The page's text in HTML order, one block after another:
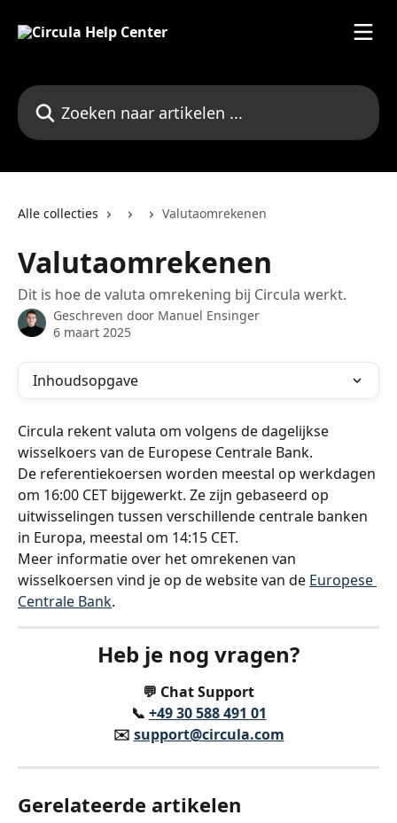
Zoeken naar artikelen ...
Alle collecties Valutaomrekenen
Valutaomrekenen
Dit is hoe de valuta omrekening bij Circula werkt.
Geschreven door Manuel Ensinger
6 maart 2025
Inhoudsopgave
Circula rekent valuta om volgens de dagelijkse
wisselkoers van de Europese Centrale Bank.
De referentiekoersen worden meestal op werkdagen
om 16:00 CET bijgewerkt. Ze zijn gebaseerd op
uitwisselingen tussen verschillende centrale banken
in Europa, meestal om 14:15 CET.
Meer informatie over het omrekenen van
wisselkoersen vind je op de website van de Europese
Centrale Bank.
Heb je nog vragen?
💬 Chat Support
📞 +49 30 588 491 01
✉️️ support@circula.com
Gerelateerde artikelen